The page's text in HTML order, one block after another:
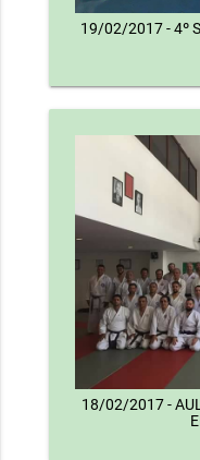
19/02/2017 - 4º
18/02/2017 -